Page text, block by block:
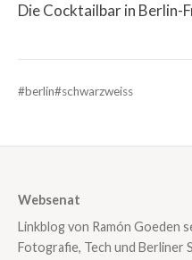
Die Cocktailbar in Berlin-
#berlin#schwarzweiss
Websenat
Linkblog von Ramón Goeden
Fotografie, Tech und Berliner